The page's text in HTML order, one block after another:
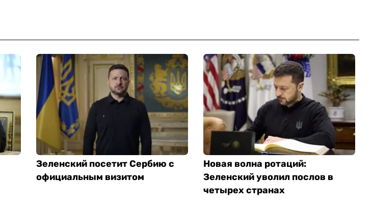
Зеленский посетит Сербию с
официальным визитом
Новая волна ротаций:
Зеленский уволил послов в
четырех странах